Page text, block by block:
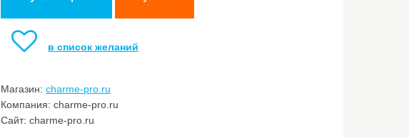
в список желаний
Магазин: charme-pro.ru
Компания: charme-pro.ru
Сайт: charme-pro.ru